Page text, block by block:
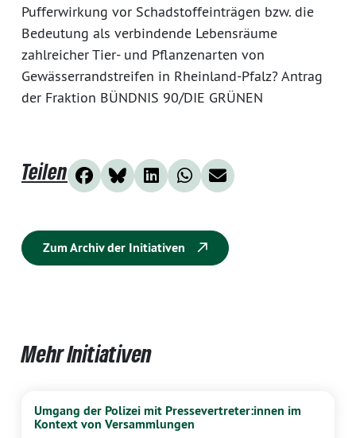
Pufferwirkung vor Schadstoffeinträgen bzw. die
Bedeutung als verbindende Lebensräume
zahlreicher Tier- und Pflanzenarten von
Gewässerrandstreifen in Rheinland-Pfalz? Antrag
der Fraktion BÜNDNIS 90/DIE GRÜNEN
Teilen
Zum Archiv der Initiativen
Mehr Initiativen
Umgang der Polizei mit Pressevertreter:innen im
Kontext von Versammlungen